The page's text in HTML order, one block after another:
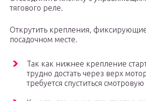
тягового реле.
Открутить крепления,
посадочном месте.
Так как нижнее крепление
трудно достать через верх
требуется спуститься смотровую